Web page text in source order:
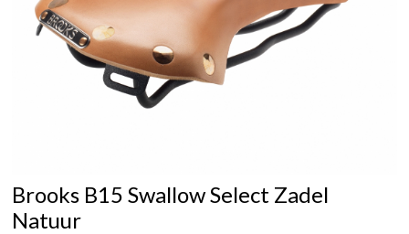
Brooks B15 Swallow Select Zadel
Natuur